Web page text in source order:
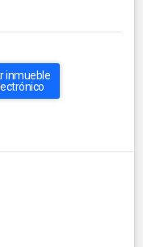
inmueble